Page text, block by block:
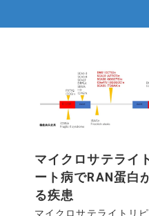
マイクロサテライ
ート病でRAN蛋白
る疾患
マイクロサテライトリピ